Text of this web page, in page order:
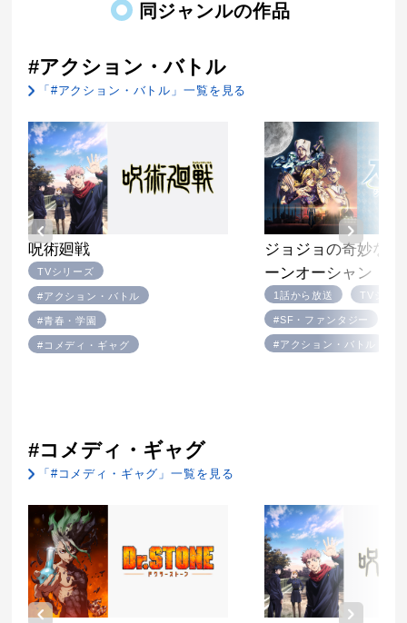
同ジャンルの作品
#アクション・バトル
「#アクション・バトル」一覧を見る
呪術廻戦
TVシリーズ
#アクション・バトル
#青春・学園
#コメディ・ギャグ
ジョジョの奇妙な
ーンオーシャン
1話から放送 TVシリ
#SF・ファンタジー
#アクション・バトル
#コメディ・ギャグ
「#コメディ・ギャグ」一覧を見る